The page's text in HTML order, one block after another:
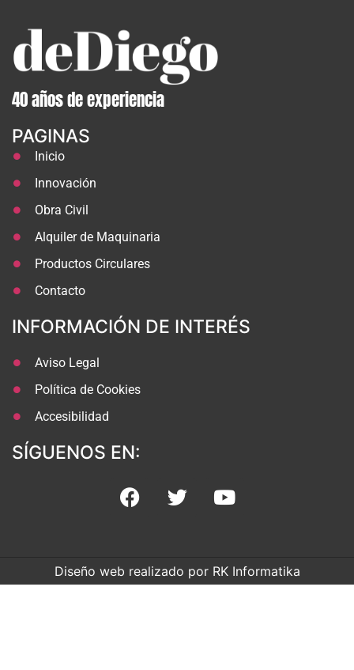
40 años de experiencia
PAGINAS
Inicio
Innovación
Obra Civil
Alquiler de Maquinaria
Productos Circulares
Contacto
INFORMACIÓN DE INTERÉS
Aviso Legal
Política de Cookies
Accesibilidad
SÍGUENOS EN:
Diseño web realizado por RK Informatika